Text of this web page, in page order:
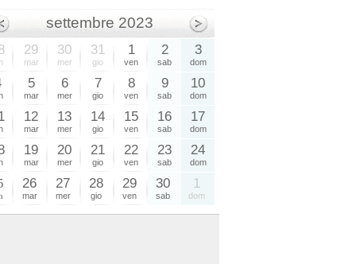
settembre 2023
29
mar
30
mer
31
gio
1
ven
2
sab
3
dom
5
mar
6
mer
7
gio
8
ven
9
sab
10
dom
12
mar
13
mer
14
gio
15
ven
16
sab
17
dom
19
mar
20
mer
21
gio
22
ven
23
sab
24
dom
26
mar
27
mer
28
gio
29
ven
30
sab
1
dom